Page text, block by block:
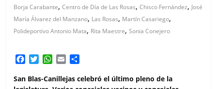
Borja Carabante,Centro de Día de Las Rosas,Chisco Fernández, José
María Álvarez del Manzano, Las Rosas, Martín Casariego,
Polideportivo Antonio Mata, Rita Maestre,Sonia Conejero
c
i
W
a
a
m
San Blas-Canillejas celebró el último pleno de la